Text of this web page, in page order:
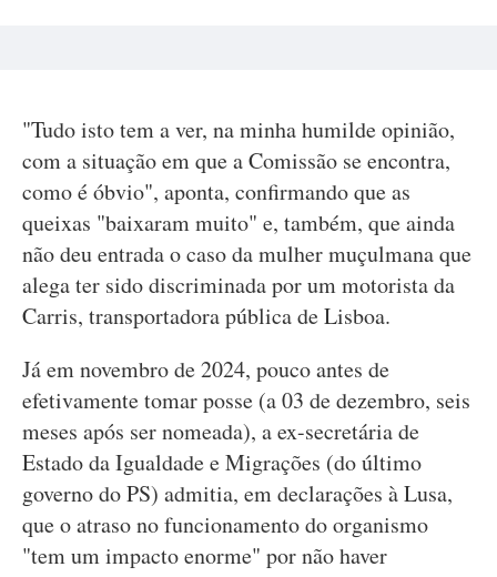
"Tudo isto tem a ver, na minha humilde opinião,
com a situação em que a Comissão se encontra,
como é óbvio", aponta, confirmando que as
queixas "baixaram muito" e, também, que ainda
não deu entrada o caso da mulher muçulmana que
alega ter sido discriminada por um motorista da
Carris, transportadora pública de Lisboa.
Já em novembro de 2024, pouco antes de
efetivamente tomar posse (a 03 de dezembro, seis
meses após ser nomeada), a ex-secretária de
Estado da Igualdade e Migrações (do último
governo do PS) admitia, em declarações à Lusa,
que o atraso no funcionamento do organismo
"tem um impacto enorme" por não haver